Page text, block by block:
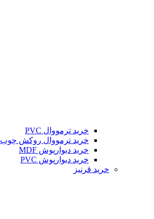
خرید ترمووال PVC
خرید ترمووال روکش چوب
خرید دیوارپوش MDF
خرید دیوارپوش PVC
خرید قرنیز